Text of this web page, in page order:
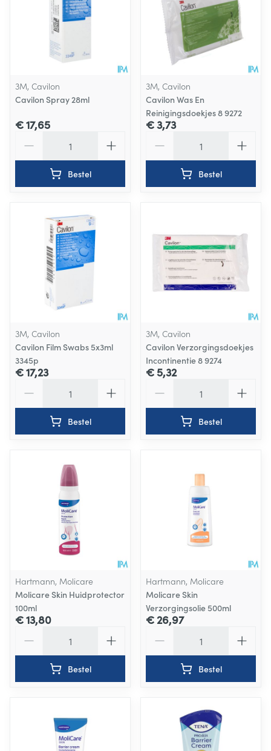
3M, Cavilon
Cavilon Spray 28ml
€ 17,65
Bestel
3M, Cavilon
Cavilon Was En
Reinigingsdoekjes 8 9272
€ 3,73
Bestel
3M, Cavilon
Cavilon Film Swabs 5x3ml
3345p
€ 17,23
Bestel
3M, Cavilon
Cavilon Verzorgingsdoekjes
Incontinentie 8 9274
€ 5,32
Bestel
Hartmann, Molicare
Molicare Skin Huidprotector
100ml
€ 13,80
Bestel
Hartmann, Molicare
Molicare Skin
Verzorgingsolie 500ml
€ 26,97
Bestel